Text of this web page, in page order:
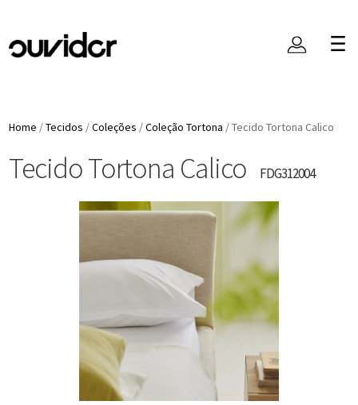
Home /Tecidos /Coleções /Coleção Tortona /Tecido Tortona Calico
Tecido Tortona Calico FDG312004